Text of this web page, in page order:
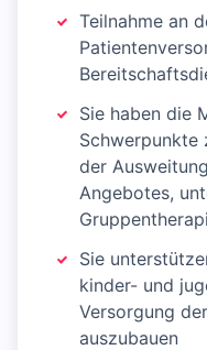
Teilnahme an
Sie haben die
Schwerpunkte
der
Angebotes,
Sie
kinder- und
Versorgung
auszubauen